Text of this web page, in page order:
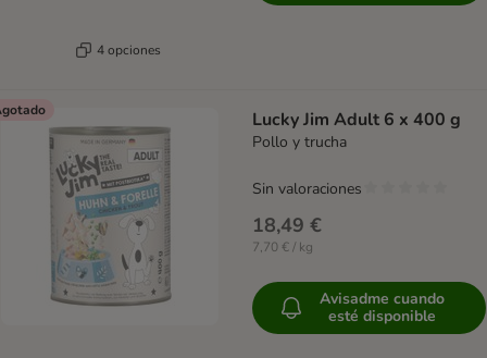
4 opciones
Lucky Jim Adult 6 x 400 g
Pollo y trucha
18,49 €
7,70 € / kg
Sin valoraciones
Avisadme cuando
esté disponible